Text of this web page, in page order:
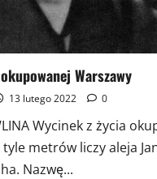
Warszawy
13 lutego 2022 0
Wycinek z życia
metrów liczy aleja
Nazwę...